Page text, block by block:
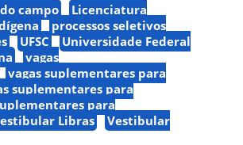
campo
Licenciatura
processos seletivos
UFSC
Universidade Federal
vagas
vagas suplementares para
suplementares para
para
Libras
Vestibular